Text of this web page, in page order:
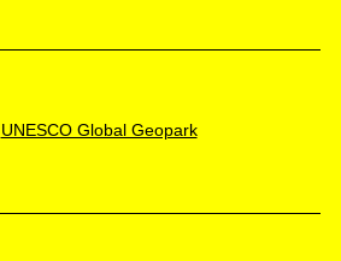
UNESCO Global Geopark